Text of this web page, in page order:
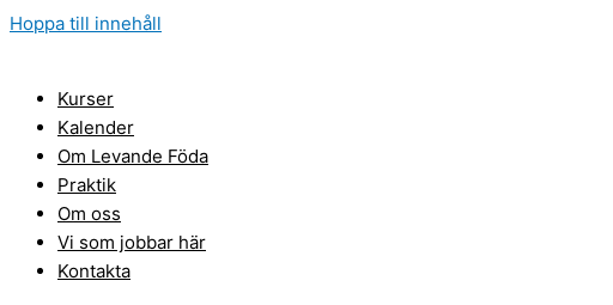
Hoppa till innehåll
Kurser
Kalender
Om Levande Föda
Praktik
Om oss
Vi som jobbar här
Kontakta